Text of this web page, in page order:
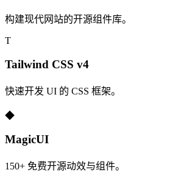
构建现代网站的开源组件库。
T
Tailwind CSS v4
快速开发 UI 的 CSS 框架。
◆
MagicUI
150+ 免费开源动效与组件。